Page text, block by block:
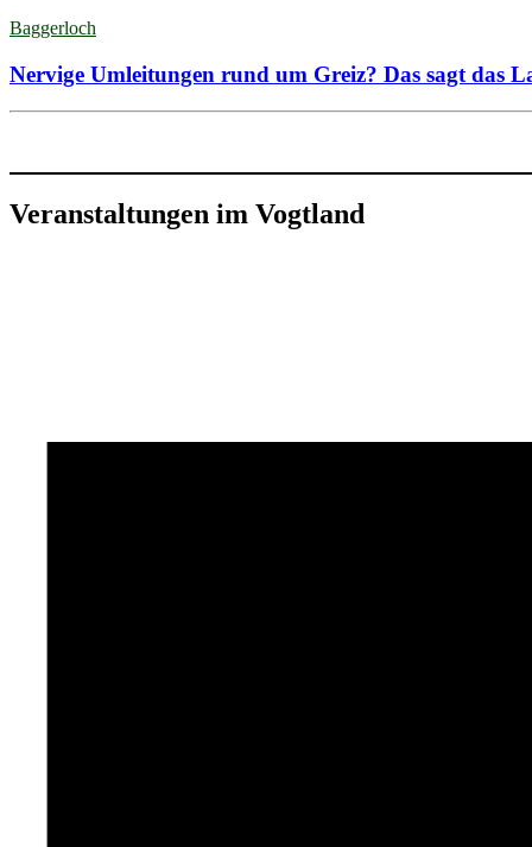
Baggerloch
Nervige Umleitungen rund um Greiz? Das sagt das
Veranstaltungen im Vogtland